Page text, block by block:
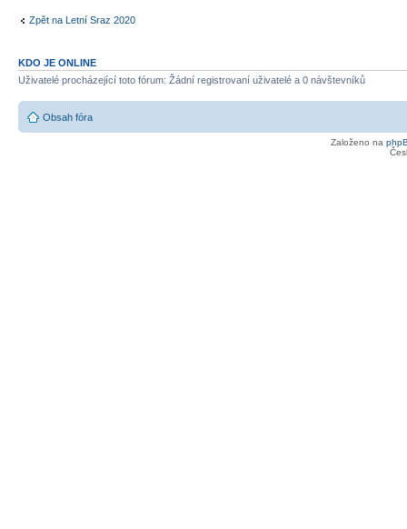
Zpět na Letní Sraz 2020
KDO JE ONLINE
Uživatelé procházející toto fórum: Žádní registrovaní uživatelé a 0 návštevníků
Obsah fóra
Založeno na